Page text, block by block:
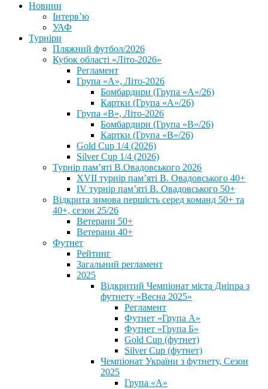
Новини
Інтерв’ю
УАФ
Турніри
Пляжний футбол/2026
Кубок області «Літо-2026»
Регламент
Група «А», Літо-2026
Бомбардири (Група «А»/26)
Картки (Група «А»/26)
Група «В», Літо-2026
Бомбардири (Група «В»/26)
Картки (Група «В»/26)
Gold Cup 1/4 (2026)
Silver Cup 1/4 (2026)
Турнір пам’яті В.Овадовського 2026
XVII турнір пам’яті В. Овадовського 40+
IV турнір пам’яті В. Овадовського 50+
Відкрита зимова першість серед команд 50+ та
40+, сезон 25/26
Ветерани 50+
Ветерани 40+
Футнет
Рейтинг
Загальний регламент
2025
Відкритий Чемпіонат міста Дніпра з
футнету «Весна 2025»
Регламент
Футнет «Група А»
Футнет «Група Б»
Gold Cup (футнет)
Silver Cup (футнет)
Чемпіонат України з футнету, Сезон
2025
Група «А»